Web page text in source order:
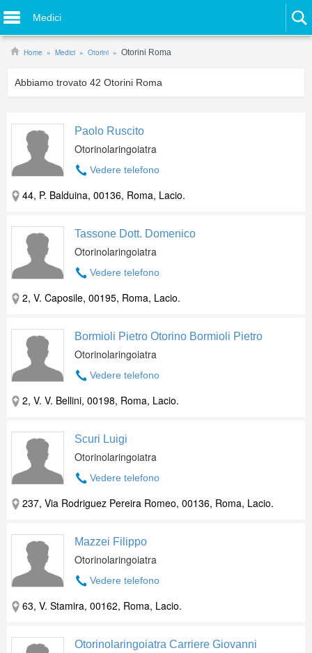
Medici
Home Medici Otorini Otorini Roma
Abbiamo trovato 42 Otorini Roma
Paolo Ruscito
Otorinolaringoiatra
Vedere telefono
44, P. Balduina, 00136, Roma, Lacio.
Tassone Dott. Domenico
Otorinolaringoiatra
Vedere telefono
2, V. Caposile, 00195, Roma, Lacio.
Bormioli Pietro Otorino Bormioli Pietro
Otorinolaringoiatra
Vedere telefono
2, V. V. Bellini, 00198, Roma, Lacio.
Scuri Luigi
Otorinolaringoiatra
Vedere telefono
237, Via Rodriguez Pereira Romeo, 00136, Roma, Lacio.
Mazzei Filippo
Otorinolaringoiatra
Vedere telefono
63, V. Stamira, 00162, Roma, Lacio.
Otorinolaringoiatra Carriere Giovanni